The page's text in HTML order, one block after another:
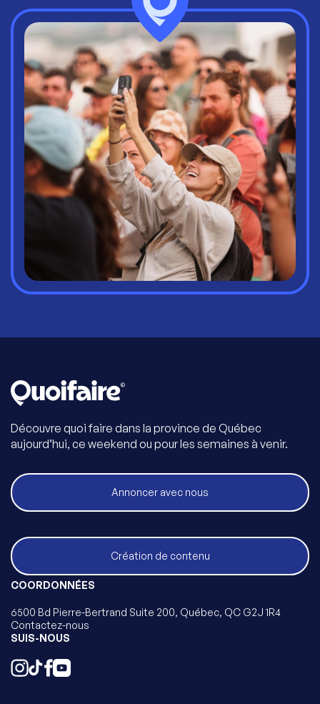
Découvre quoi faire dans la province de Québec
aujourd’hui, ce weekend ou pour les semaines à venir.
Annoncer avec nous
Création de contenu
COORDONNÉES
6500 Bd Pierre-Bertrand Suite 200, Québec, QC G2J 1R4
Contactez-nous
SUIS-NOUS